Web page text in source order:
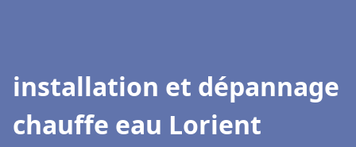
installation et dépannage
chauffe eau Lorient